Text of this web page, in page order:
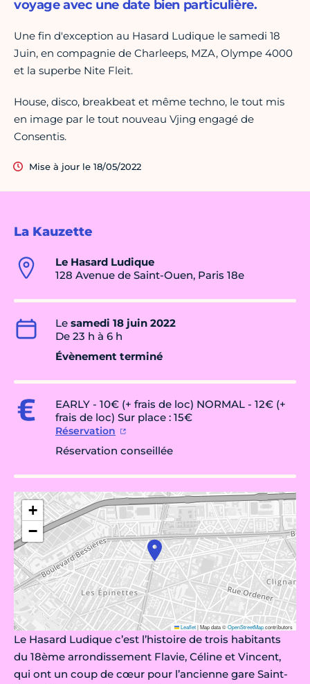
La Kauzette
Le Hasard Ludique
128 Avenue de Saint-Ouen, Paris 18e
Le samedi 18 juin 2022
De 23 h à 6 h
Évènement terminé
EARLY - 10€ (+ frais de loc) NORMAL - 12€ (+
frais de loc) Sur place : 15€
Réservation
Réservation conseillée
+
−
Leaflet|Map data ©OpenStreetMapcontributors
Le Hasard Ludique c’est l’histoire de trois habitants
du 18ème arrondissement Flavie, Céline et Vincent,
qui ont un coup de cœur pour l’ancienne gare Saint-
voyage avec une date bien particulière.
Une fin d'exception au Hasard Ludique le samedi 18
Juin, en compagnie de Charleeps, MZA, Olympe 4000
et la superbe Nite Fleit.
House, disco, breakbeat et même techno, le tout mis
en image par le tout nouveau Vjing engagé de
Consentis.
Mise à jour le 18/05/2022